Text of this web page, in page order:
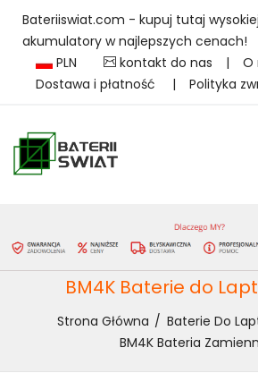
Bateriiswiat.com - kupuj tutaj
akumulatory w najlepszych cenach!
PLN
kontakt do nas | O
Dostawa i płatność
| Polityka
BM4K Baterie do
Strona Główna Baterie Do
BM4K Bateria